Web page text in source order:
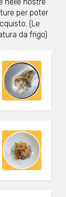
per poter
(Le
da frigo)